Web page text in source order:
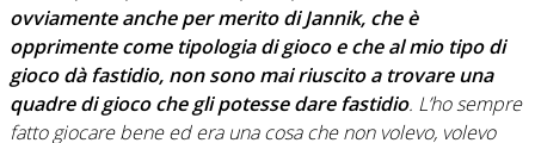
ovviamente anche per merito di Jannik, che è
opprimente come tipologia di gioco e che al mio tipo di
gioco dà fastidio, non sono mai riuscito a trovare una
quadre di gioco che gli potesse dare fastidio. L’ho sempre
fatto giocare bene ed era una cosa che non volevo, volevo